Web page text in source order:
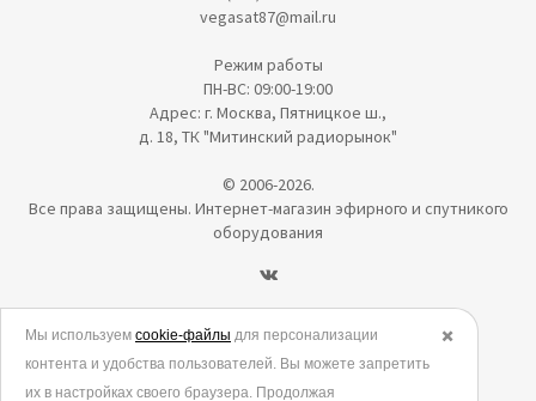
vegasat87@mail.ru
Режим работы
ПН-ВС: 09:00-19:00
Адрес: г. Москва, Пятницкое ш.,
д. 18, ТК "Митинский радиорынок"
© 2006-2026.
Все права защищены. Интернет-магазин эфирного и спутникого
оборудования
Политика в отношении обработки персональных данных
Согласие на обработку персональных данных
✖️
Мы используем cookie-файлы для персонализации
контента и удобства пользователей. Вы можете запретить
их в настройках своего браузера. Продолжая